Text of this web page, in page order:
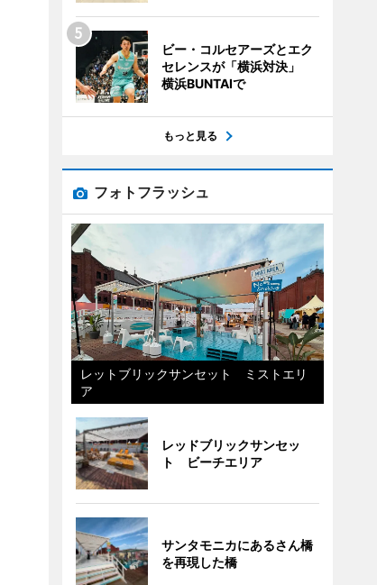
ビー・コルセアーズとエク
セレンスが「横浜対決」
横浜BUNTAIで
もっと見る
フォトフラッシュ
レットブリックサンセット ミストエリ
ア
レッドブリックサンセッ
ト ビーチエリア
サンタモニカにあるさん橋
を再現した橋